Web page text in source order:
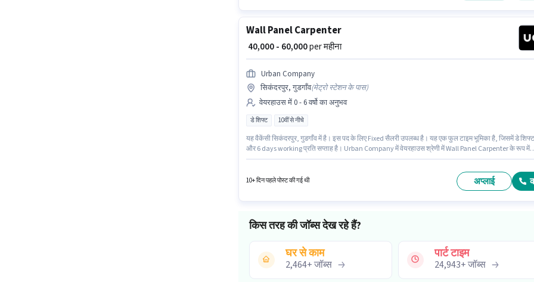
Wall Panel Carpenter
₹ 40,000 - 60,000per महीना
Urban Company
सिकंदरपुर, गुडगाँव(मेट्रो स्टेशन के पास)
वेयरहाउस में 0 - 6 वर्षो का अनुभव
डे शिफ्ट 10वीं से नीचे
यह वैकेंसी सिकंदरपुर, गुडगाँव में है। इस पद के लिए Fixed सैलरी उपलब्ध है। यह एक फुल टाइम भूमिका है, जिसमें डे शिफ्ट
और 6 days working प्रति सप्ताह है। Urban Company में वेयरहाउस श्रेणी में Wall Panel Carpenter के रूप में
10+ दिन पहले पोस्ट की गई थी अप्लाई
किस तरह की जॉब्स देख रहे हैं?
घर से काम
2,464+जॉब्स
पार्ट टाइम
24,943+जॉब्स